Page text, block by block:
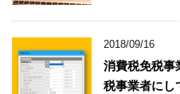
2018/09/16
消費税免税事
税事業者にし